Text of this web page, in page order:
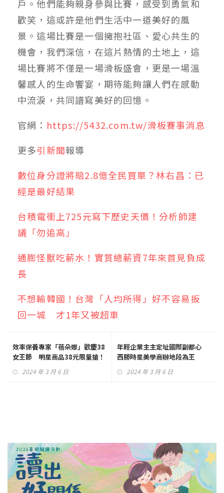
⼾。他們能夠親⾝參與比賽，感受到勇氣和
歡笑，這或許是他們⽣活中⼀道美好的風
景。這場比賽是⼀個擁抱社區、愛⼼共⽣的
機會，我們深信，在這片熱情的⼟地上，這
場比賽將不僅是⼀場滑板盛會，更是⼀場溫
馨感⼈的⽣命饗宴，期待能夠讓⼈們在感動
中流淚，共同譜寫美好的回憶。
官網： https://5432.com.tw/滑板賽事消息
更多引新聞報導
數位身分證將賠2.8億全民買單？林右昌：已
經是最好結果
台積電衝上725元寫下歷史天價！分析師建
議「勿追高」
通膨怪獸吃薪水！實質總薪資7年來首見負成
長
不想輸韓國！台灣「人均所得」好不容易扳
回一城 才1年又被超車
效率保養專家「蓓朵娜」歡慶38
女王節 明星商品38元限量搶！
2024 年 3 月 6 日
年輕企業主主定址國際副都心
西勝時星美學商辦地段為王
2024 年 3 月 6 日